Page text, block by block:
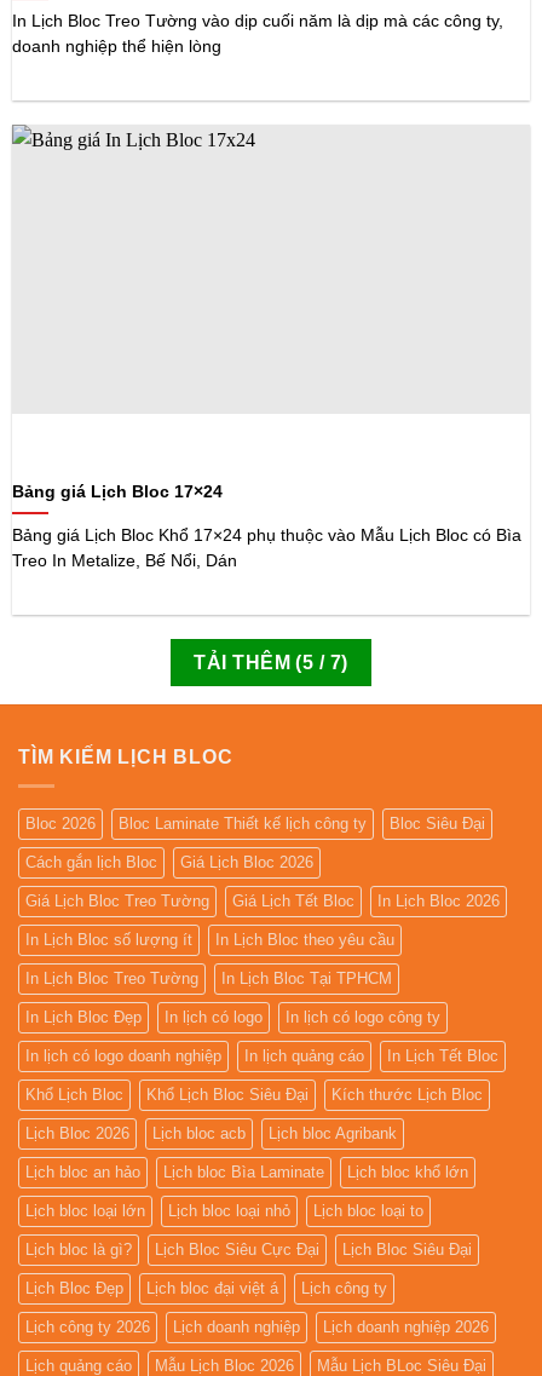
In Lịch Bloc Treo Tường vào dịp cuối năm là dịp mà các công ty,
doanh nghiệp thể hiện lòng
Bảng giá Lịch Bloc 17×24
Bảng giá Lịch Bloc Khổ 17×24 phụ thuộc vào Mẫu Lịch Bloc có Bìa
Treo In Metalize, Bế Nổi, Dán
TẢI THÊM(5 / 7)
TÌM KIẾM LỊCH BLOC
Bloc 2026 Bloc Laminate Thiết kế lịch công ty Bloc Siêu Đại
Cách gắn lịch Bloc Giá Lịch Bloc 2026
Giá Lịch Bloc Treo Tường Giá Lịch Tết Bloc In Lịch Bloc 2026
In Lịch Bloc số lượng ít In Lịch Bloc theo yêu cầu
In Lịch Bloc Treo Tường In Lịch Bloc Tại TPHCM
In Lịch Bloc Đẹp In lịch có logo In lịch có logo công ty
In lịch có logo doanh nghiệp In lịch quảng cáo In Lịch Tết Bloc
Khổ Lịch Bloc Khổ Lịch Bloc Siêu Đại Kích thước Lịch Bloc
Lịch Bloc 2026 Lịch bloc acb Lịch bloc Agribank
Lịch bloc an hảo Lịch bloc Bìa Laminate Lịch bloc khổ lớn
Lịch bloc loại lớn Lịch bloc loại nhỏ Lịch bloc loại to
Lịch bloc là gì? Lịch Bloc Siêu Cực Đại Lịch Bloc Siêu Đại
Lịch Bloc Đẹp Lịch bloc đại việt á Lịch công ty
Lịch công ty 2026 Lịch doanh nghiệp Lịch doanh nghiệp 2026
Lịch quảng cáo Mẫu Lịch Bloc 2026 Mẫu Lịch BLoc Siêu Đại